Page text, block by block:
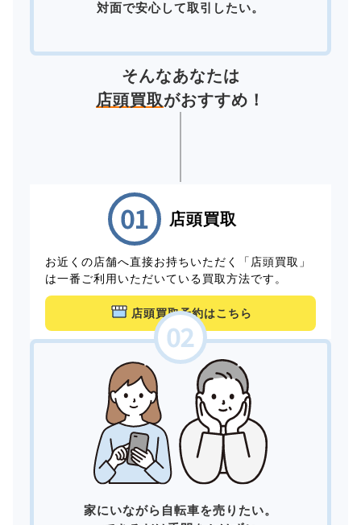
対面で安心して取引したい。
そんなあなたは
店頭買取がおすすめ！
店頭買取
お近くの店舗へ直接お持ちいただく「店頭買取」
は一番ご利用いただいている買取方法です。
店頭買取予約はこちら
家にいながら自転車を売りたい。